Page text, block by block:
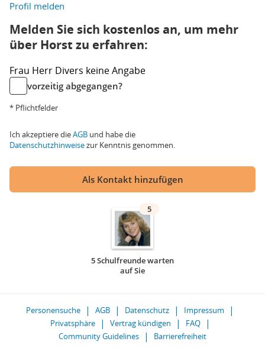
Profil melden
Melden Sie sich kostenlos an, um mehr
über Horst zu erfahren:
Frau Herr Divers keine Angabe
vorzeitig abgegangen?
* Pflichtfelder
Ich akzeptiere dieAGB und habe die
Datenschutzhinweisezur Kenntnis genommen.
Als Kontakt hinzufügen
5
5 Schulfreunde warten
auf Sie
Personensuche AGB Datenschutz
Impressum
Privatsphäre
Vertrag kündigen
FAQ
Community Guidelines
Barrierefreiheit